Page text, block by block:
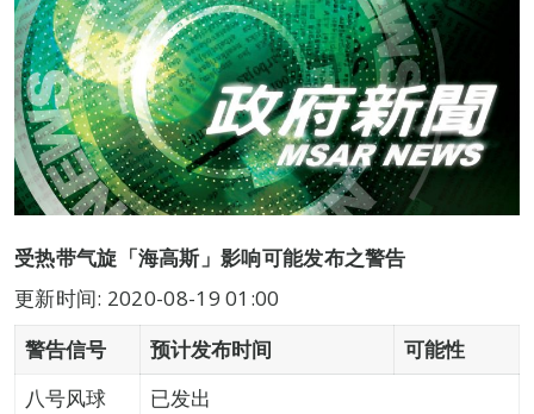
受热带气旋「海高斯」影响可能发布之警告
更新时间: 2020-08-19 01:00
警告信号
预计发布时间
可能性
八号风球
已发出